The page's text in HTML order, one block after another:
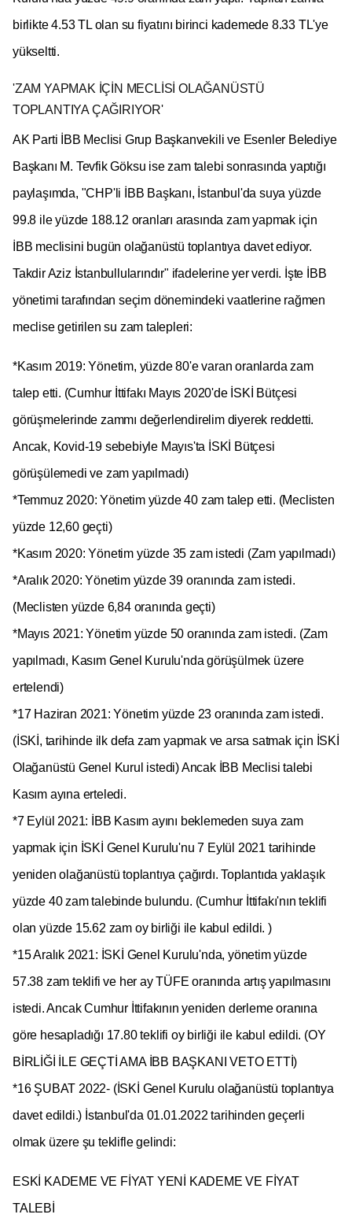
birlikte 4.53 TL olan su fiyatını birinci kademede 8.33 TL'ye
yükseltti.
'ZAM YAPMAK İÇİN MECLİSİ OLAĞANÜSTÜ
TOPLANTIYA ÇAĞIRIYOR'
AK Parti İBB Meclisi Grup Başkanvekili ve Esenler Belediye
Başkanı M. Tevfik Göksu ise zam talebi sonrasında yaptığı
paylaşımda, "CHP'li İBB Başkanı, İstanbul'da suya yüzde
99.8 ile yüzde 188.12 oranları arasında zam yapmak için
İBB meclisini bugün olağanüstü toplantıya davet ediyor.
Takdir Aziz İstanbullularındır" ifadelerine yer verdi. İşte İBB
yönetimi tarafından seçim dönemindeki vaatlerine rağmen
meclise getirilen su zam talepleri:
*Kasım 2019: Yönetim, yüzde 80'e varan oranlarda zam
talep etti. (Cumhur İttifakı Mayıs 2020'de İSKİ Bütçesi
görüşmelerinde zammı değerlendirelim diyerek reddetti.
Ancak, Kovid-19 sebebiyle Mayıs'ta İSKİ Bütçesi
görüşülemedi ve zam yapılmadı)
*Temmuz 2020: Yönetim yüzde 40 zam talep etti. (Meclisten
yüzde 12,60 geçti)
*Kasım 2020: Yönetim yüzde 35 zam istedi (Zam yapılmadı)
*Aralık 2020: Yönetim yüzde 39 oranında zam istedi.
(Meclisten yüzde 6,84 oranında geçti)
*Mayıs 2021: Yönetim yüzde 50 oranında zam istedi. (Zam
yapılmadı, Kasım Genel Kurulu'nda görüşülmek üzere
ertelendi)
*17 Haziran 2021: Yönetim yüzde 23 oranında zam istedi.
(İSKİ, tarihinde ilk defa zam yapmak ve arsa satmak için İSKİ
Olağanüstü Genel Kurul istedi) Ancak İBB Meclisi talebi
Kasım ayına erteledi.
*7 Eylül 2021: İBB Kasım ayını beklemeden suya zam
yapmak için İSKİ Genel Kurulu'nu 7 Eylül 2021 tarihinde
yeniden olağanüstü toplantıya çağırdı. Toplantıda yaklaşık
yüzde 40 zam talebinde bulundu. (Cumhur İttifakı'nın teklifi
olan yüzde 15.62 zam oy birliği ile kabul edildi. )
*15 Aralık 2021: İSKİ Genel Kurulu'nda, yönetim yüzde
57.38 zam teklifi ve her ay TÜFE oranında artış yapılmasını
istedi. Ancak Cumhur İttifakının yeniden derleme oranına
göre hesapladığı 17.80 teklifi oy birliği ile kabul edildi. (OY
BİRLİĞİ İLE GEÇTİ AMA İBB BAŞKANI VETO ETTİ)
*16 ŞUBAT 2022- (İSKİ Genel Kurulu olağanüstü toplantıya
davet edildi.) İstanbul'da 01.01.2022 tarihinden geçerli
olmak üzere şu teklifle gelindi:
ESKİ KADEME VE FİYAT YENİ KADEME VE FİYAT
TALEBİ